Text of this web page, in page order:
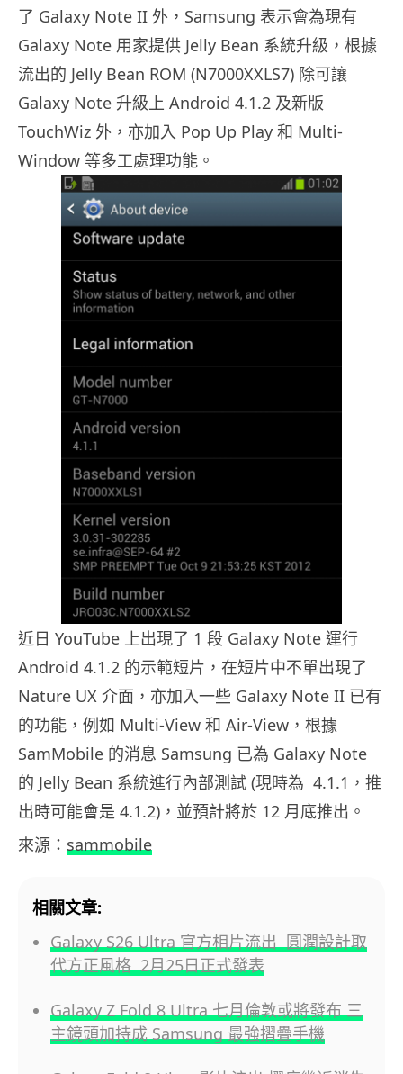
了 Galaxy Note II 外，Samsung 表示會為現有
Galaxy Note 用家提供 Jelly Bean 系統升級，根據
流出的 Jelly Bean ROM (N7000XXLS7) 除可讓
Galaxy Note 升級上 Android 4.1.2 及新版
TouchWiz 外，亦加入 Pop Up Play 和 Multi-
Window 等多工處理功能。
近日 YouTube 上出現了 1 段 Galaxy Note 運行
Android 4.1.2 的示範短片，在短片中不單出現了
Nature UX 介面，亦加入一些 Galaxy Note II 已有
的功能，例如 Multi-View 和 Air-View，根據
SamMobile 的消息 Samsung 已為 Galaxy Note
的 Jelly Bean 系統進行內部測試 (現時為 4.1.1，推
出時可能會是 4.1.2)，並預計將於 12 月底推出。
來源： sammobile
相關文章:
Galaxy S26 Ultra 官方相片流出 圓潤設計取
代方正風格 2月25日正式發表
Galaxy Z Fold 8 Ultra 七月倫敦或將發布 三
主鏡頭加持成 Samsung 最強摺疊手機